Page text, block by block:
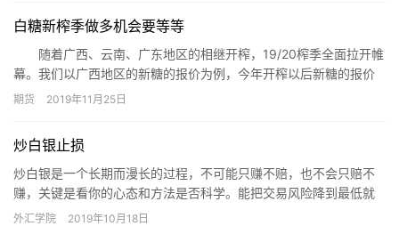
白糖新榨季做多机会要等等
随着广西、云南、广东地区的相继开榨，19/20榨季全面拉开帷
幕。我们以广西地区的新糖的报价为例，今年开榨以后新糖的报价
为6000元/吨，相比较去年的5180-5380元/吨要高出620-820元/
周，盘面价格也比当时要高出600-800元/吨，整体情况比较吻合。
期货 2019年11月25日
炒白银止损
炒白银是一个长期而漫长的过程，不可能只赚不赔，也不会只赔不
赚，关键是看你的心态和方法是否科学。能把交易风险降到最低就
是最稳健的理财方法。这其中止损就是最重要的方法之一。那么什
外汇学院 2019年10月18日